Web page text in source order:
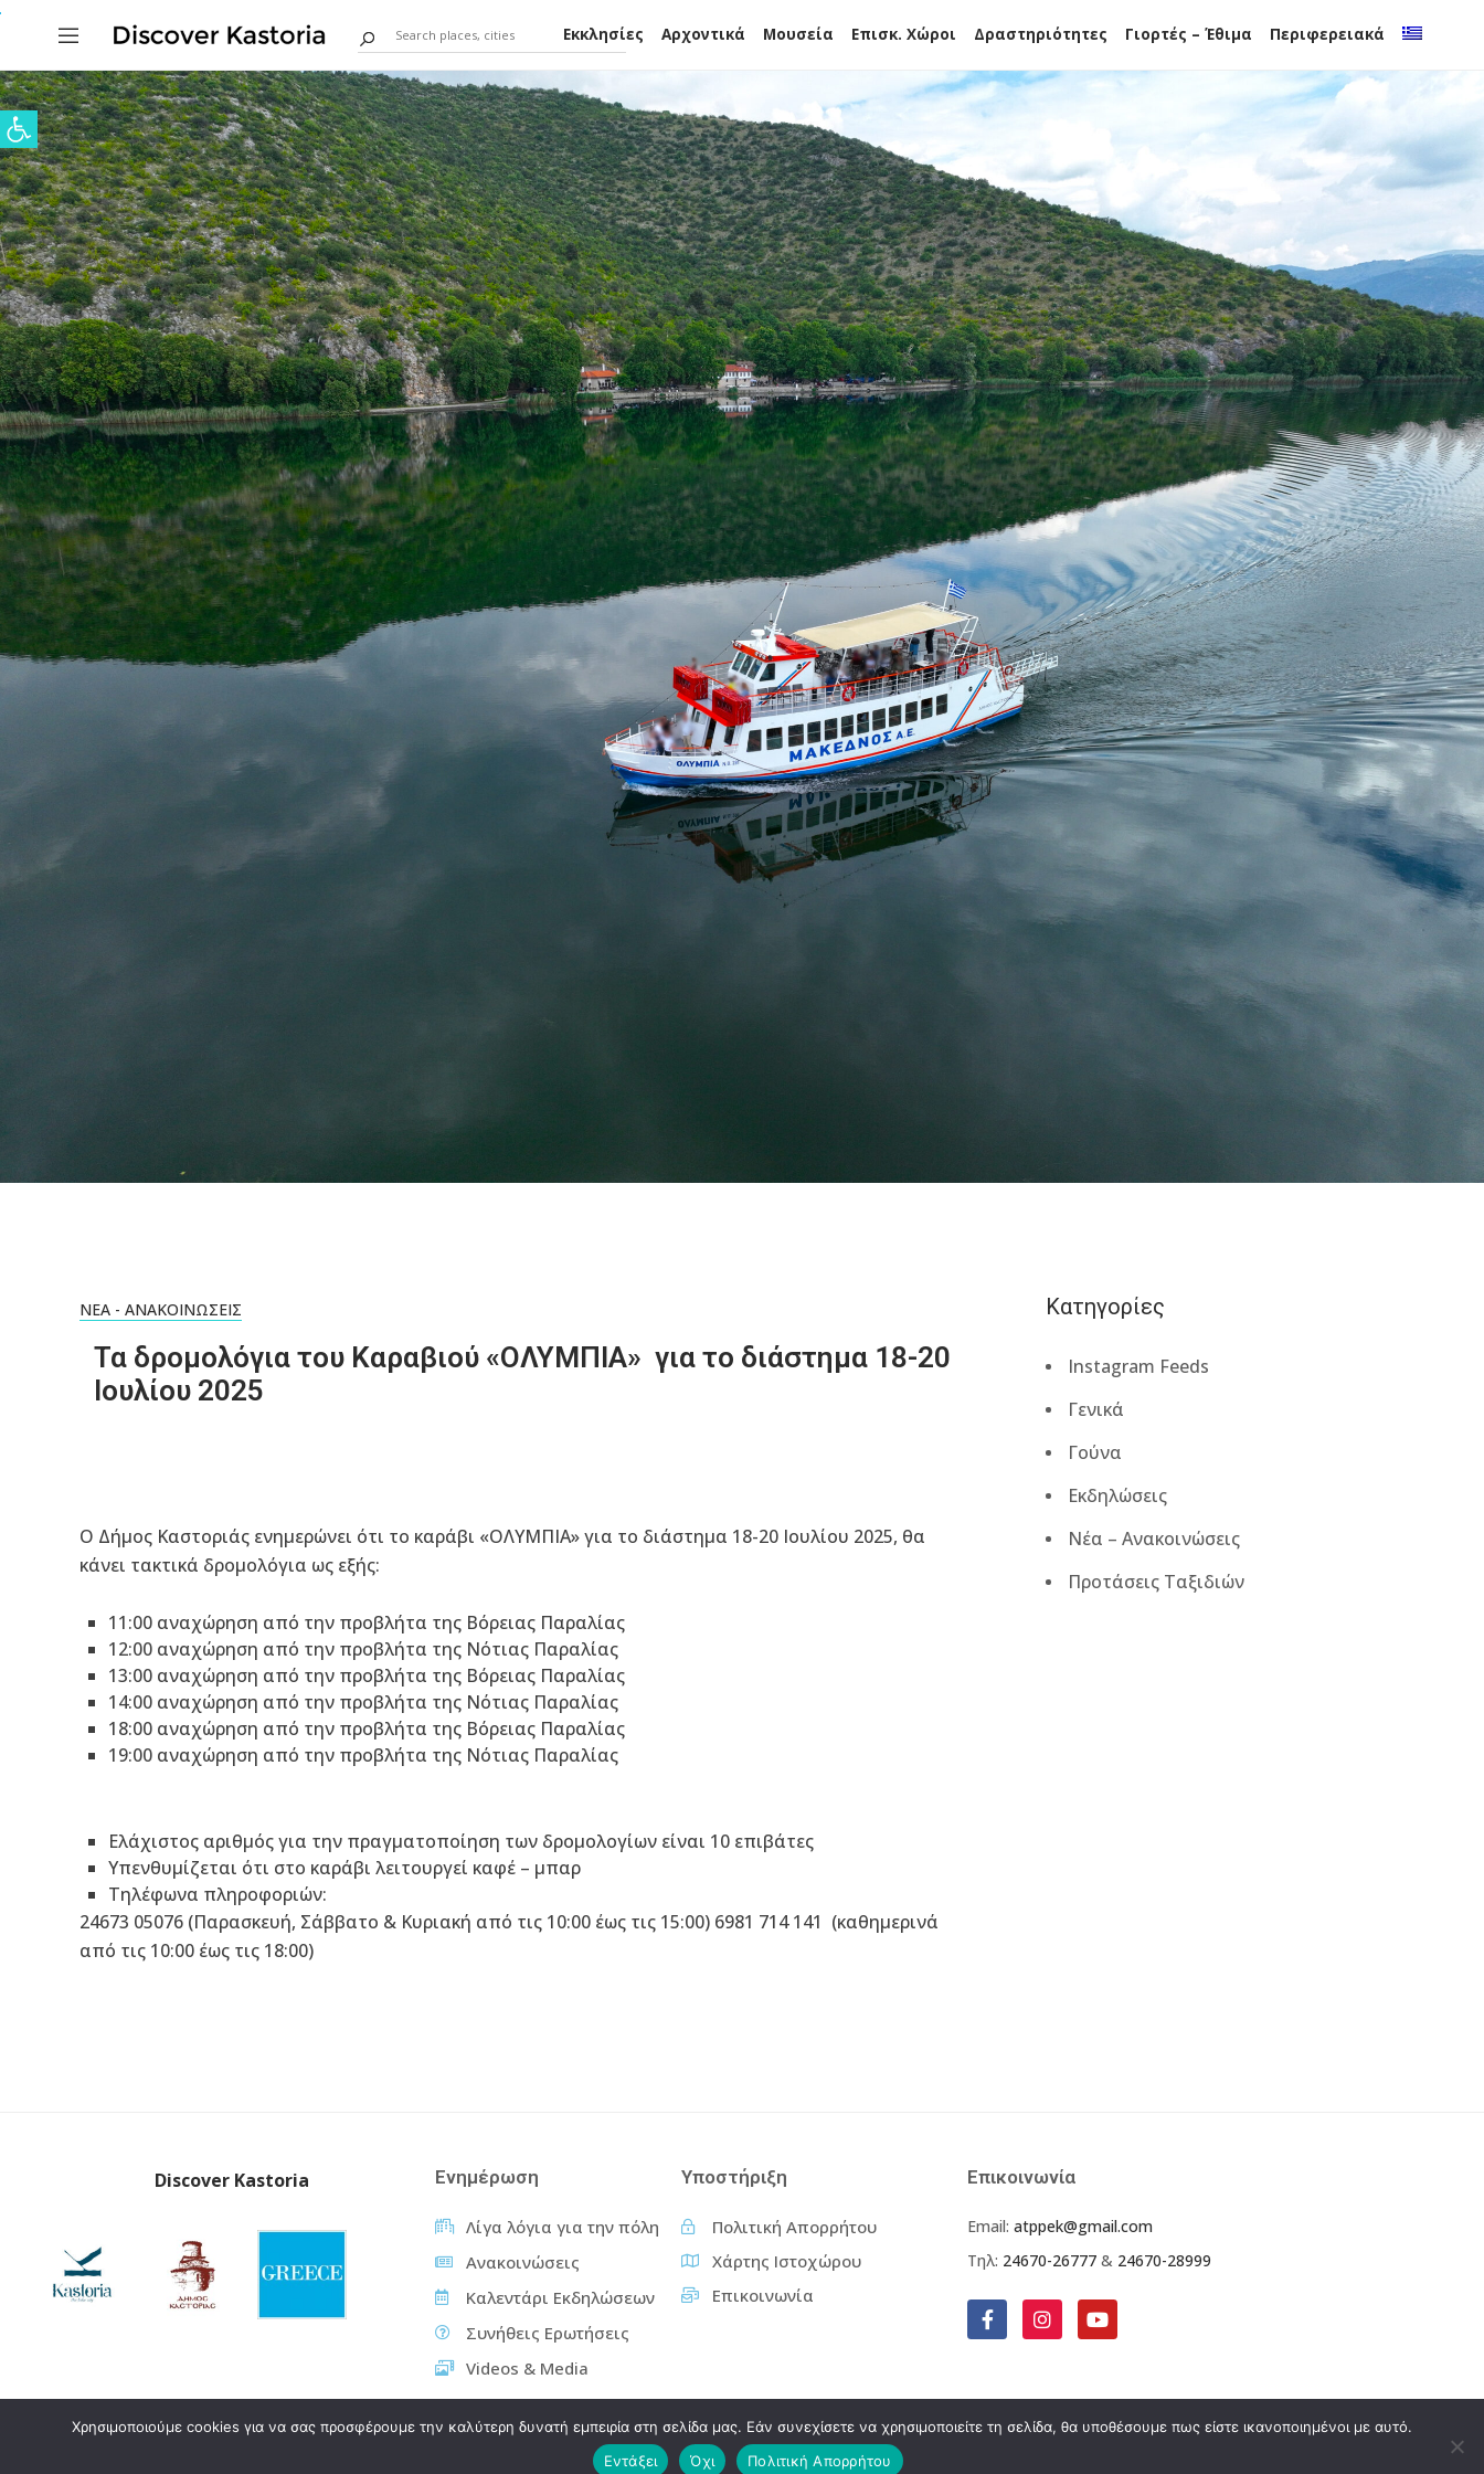
Ανοίξτε τη γραμμή εργαλείων
Εκκλησίες Αρχοντικά Μουσεία Επισκ. Χώροι Δραστηριότητες Γιορτές – Έθιμα Περιφερειακά
ΝΈΑ - ΑΝΑΚΟΙΝΏΣΕΙΣ
Τα δρομολόγια του Καραβιού «ΟΛΥΜΠΙΑ» για το διάστημα 18-20
Ιουλίου 2025
Ο Δήμος Καστοριάς ενημερώνει ότι το καράβι «ΟΛΥΜΠΙΑ» για το διάστημα 18-20 Ιουλίου 2025, θα
κάνει τακτικά δρομολόγια ως εξής:
11:00 αναχώρηση από την προβλήτα της Βόρειας Παραλίας
12:00 αναχώρηση από την προβλήτα της Νότιας Παραλίας
13:00 αναχώρηση από την προβλήτα της Βόρειας Παραλίας
14:00 αναχώρηση από την προβλήτα της Νότιας Παραλίας
18:00 αναχώρηση από την προβλήτα της Βόρειας Παραλίας
19:00 αναχώρηση από την προβλήτα της Νότιας Παραλίας
Ελάχιστος αριθμός για την πραγματοποίηση των δρομολογίων είναι 10 επιβάτες
Υπενθυμίζεται ότι στο καράβι λειτουργεί καφέ – μπαρ
Τηλέφωνα πληροφοριών:
24673 05076 (Παρασκευή, Σάββατο & Κυριακή από τις 10:00 έως τις 15:00) 6981 714 141 (καθημερινά
από τις 10:00 έως τις 18:00)
Κατηγορίες
Instagram Feeds
Γενικά
Γούνα
Εκδηλώσεις
Νέα – Ανακοινώσεις
Προτάσεις Ταξιδιών
Discover Kastoria Ενημέρωση
Λίγα λόγια για την πόλη
Ανακοινώσεις
Καλεντάρι Εκδηλώσεων
Συνήθεις Ερωτήσεις
Videos & Media
Υποστήριξη
Πολιτική Απορρήτου
Χάρτης Ιστοχώρου
Επικοινωνία
Επικοινωνία
Email:atppek@gmail.com
Τηλ: 24670-26777 & 24670-28999
2026 Δήμος Καστοριάς. All rights reserved.
Χρησιμοποιούμε cookies για να σας προσφέρουμε την καλύτερη δυνατή εμπειρία στη σελίδα μας. Εάν συνεχίσετε να χρησιμοποιείτε τη σελίδα, θα υποθέσουμε πως είστε ικανοποιημένοι με αυτό.
Εντάξει
Όχι Πολιτική Απορρήτου